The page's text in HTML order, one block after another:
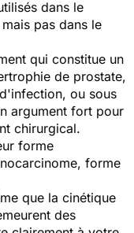
dans le
mais pas dans le
qui constitue un
de prostate,
ou sous
argument fort pour
chirurgical.
forme
forme
que la cinétique
des